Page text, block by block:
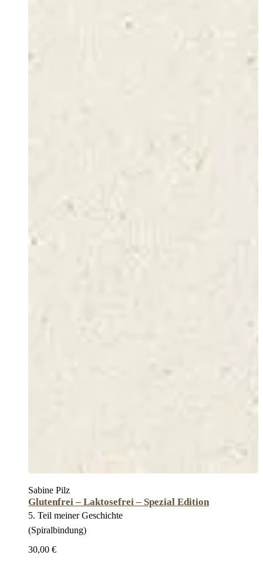
Sabine Pilz
Glutenfrei – Laktosefrei – Spezial Edition
5. Teil meiner Geschichte
(Spiralbindung)
30,00 €